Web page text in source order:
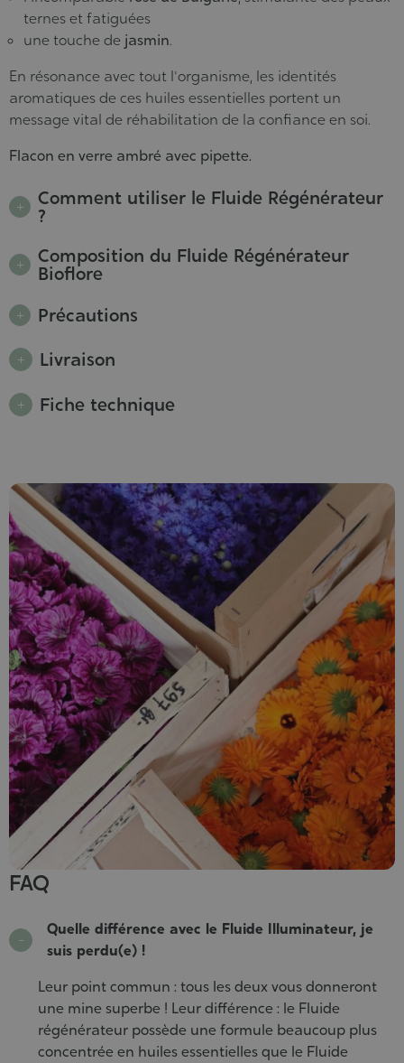
ternes et fatiguées
une touche de jasmin.
En résonance avec tout l'organisme, les identités
aromatiques de ces huiles essentielles portent un
message vital de réhabilitation de la confiance en soi.
Flacon en verre ambré avec pipette.
Comment utiliser le Fluide Régénérateur
?
Composition du Fluide Régénérateur
Bioflore
Précautions
Livraison
Fiche technique
FAQ
Quelle différence avec le Fluide Illuminateur, je
suis perdu(e) !
Leur point commun : tous les deux vous donneront
une mine superbe ! Leur différence : le Fluide
régénérateur possède une formule beaucoup plus
concentrée en huiles essentielles que le Fluide